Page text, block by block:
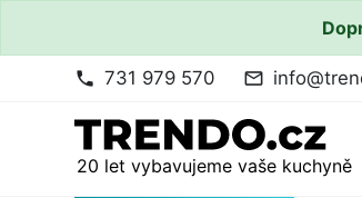
phone 731 979 570 mail_outline
20 let vybavujeme vaše kuchyně